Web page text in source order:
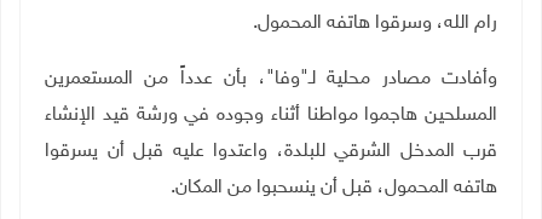
رام الله، وسرقوا هاتفه المحمول.
وأفادت مصادر محلية لـ"وفا"، بأن عدداً من المستعمرين
المسلحين هاجموا مواطنا أثناء وجوده في ورشة قيد الإنشاء
قرب المدخل الشرقي للبلدة، واعتدوا عليه قبل أن يسرقوا
هاتفه المحمول، قبل أن ينسحبوا من المكان.